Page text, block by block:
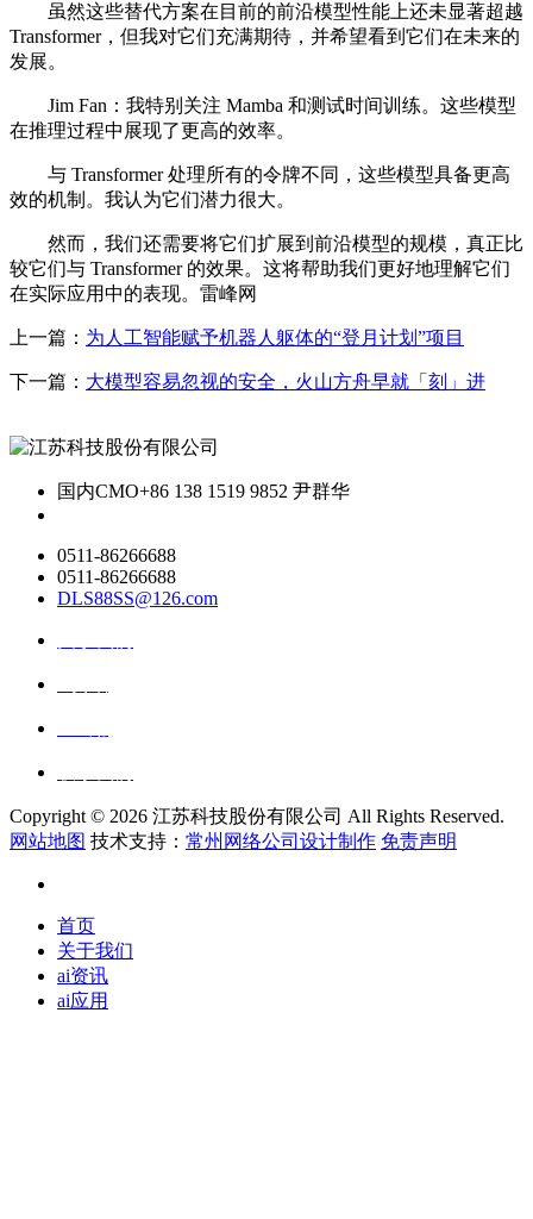
虽然这些替代方案在目前的前沿模型性能上还未显著超越
Transformer，但我对它们充满期待，并希望看到它们在未来的
发展。
Jim Fan：我特别关注 Mamba 和测试时间训练。这些模型
在推理过程中展现了更高的效率。
与 Transformer 处理所有的令牌不同，这些模型具备更高
效的机制。我认为它们潜力很大。
然而，我们还需要将它们扩展到前沿模型的规模，真正比
较它们与 Transformer 的效果。这将帮助我们更好地理解它们
在实际应用中的表现。雷峰网
上一篇： 为人工智能赋予机器人躯体的“登月计划”项目
下一篇： 大模型容易忽视的安全，火山方舟早就「刻」进
国内CMO+86 138 1519 9852 尹群华
0511-86266688
0511-86266688
DLS88SS@126.com
Copyright © 2026 江苏科技股份有限公司 All Rights Reserved.
网站地图 技术支持： 常州网络公司设计制作 免责声明
首页
关于我们
ai资讯
ai应用